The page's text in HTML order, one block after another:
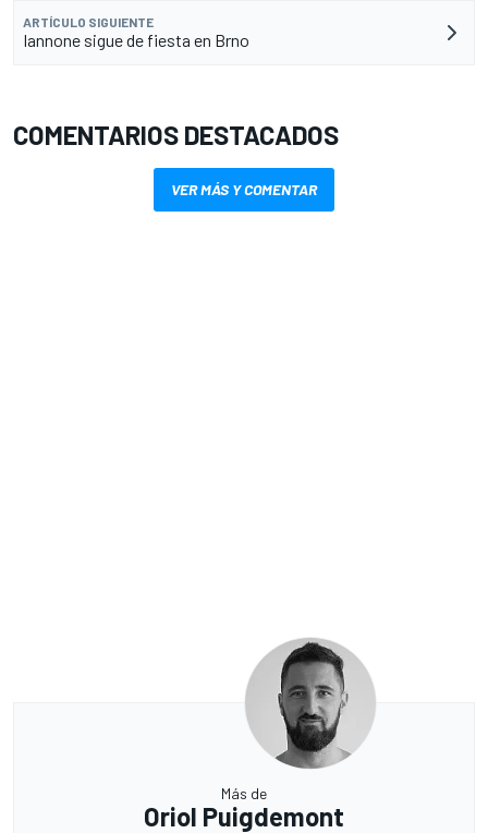
ARTÍCULO SIGUIENTE
Iannone sigue de fiesta en Brno
COMENTARIOS DESTACADOS
VER MÁS Y COMENTAR
Más de
Oriol Puigdemont